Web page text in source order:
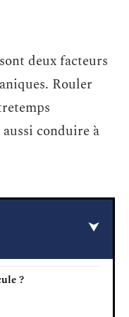
deux facteurs
Rouler
conduire à
?